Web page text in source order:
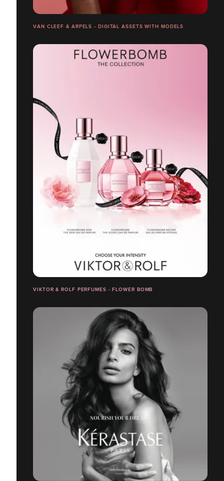
VAN CLEEF & ARPELS - DIGITAL ASSETS WITH MODELS
VIKTOR & ROLF PERFUMES - FLOWER BOMB